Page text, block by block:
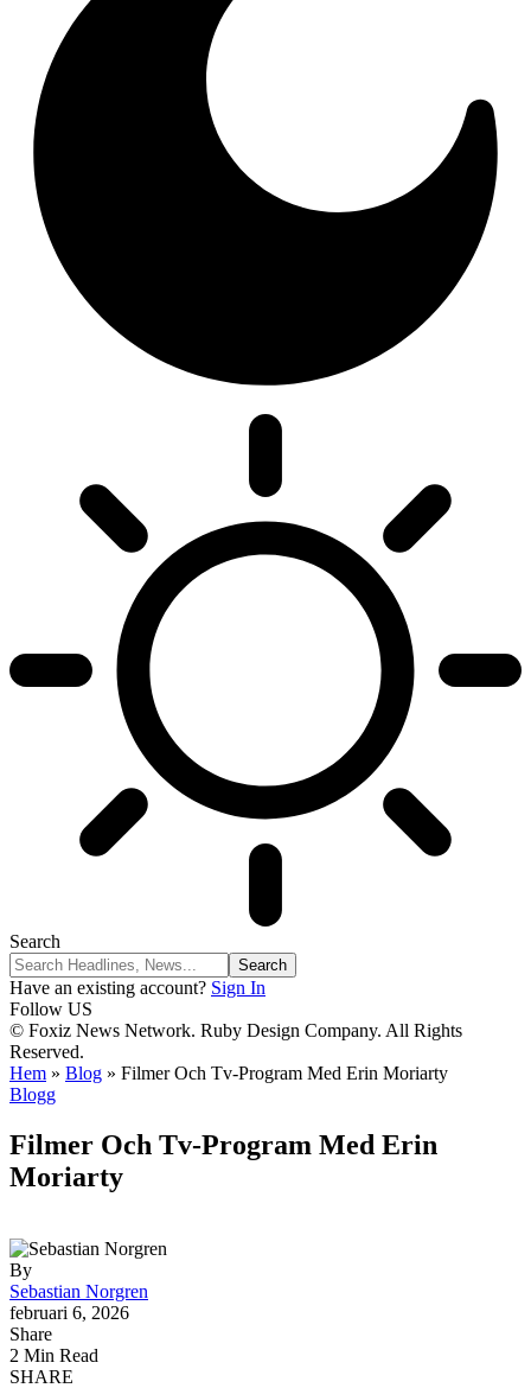
Search
Have an existing account? Sign In
Follow US
© Foxiz News Network. Ruby Design Company. All Rights
Reserved.
Hem » Blog » Filmer Och Tv-Program Med Erin Moriarty
Blogg
Filmer Och Tv-Program Med Erin
Moriarty
By
Sebastian Norgren
februari 6, 2026
Share
2 Min Read
SHARE